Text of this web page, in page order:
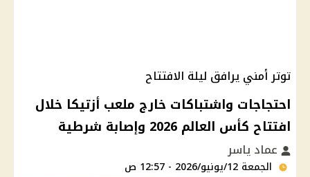
توتر أمني يرافق ليلة الافتتاح
احتجاجات واشتباكات خارج ملعب أزتيكا خلال
افتتاح كأس العالم 2026 وإصابة شرطية
عماد ياسر
الجمعة 12/يونيو/2026 - 12:57 ص